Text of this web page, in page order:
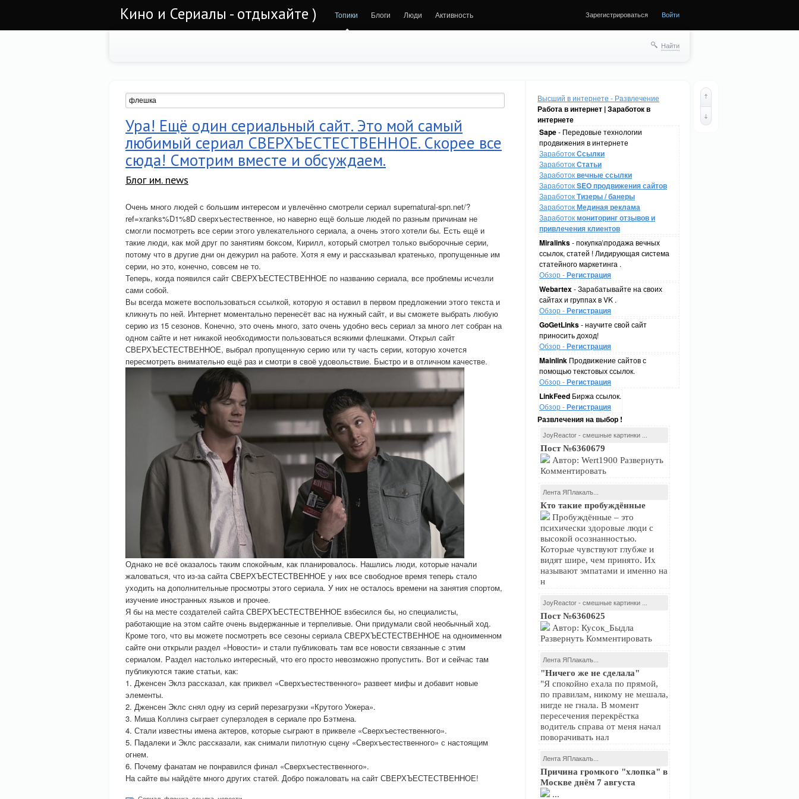
Кино и Сериалы - отдыхайте ) Топики Блоги Люди Активность Зарегистрироваться Войти
Найти
Высший в интернете - Развлечение
Работа в интернет | Заработок в
интернете
Sape- Передовые технологии
продвижения в интернете
ЗаработокСсылки
ЗаработокСтатьи
Заработоквечные ссылки
ЗаработокSEO продвижения сайтов
ЗаработокТизеры / банеры
ЗаработокМединая реклама
Заработокмониторинг отзывов и
привлечения клиентов
Miralinks- покупка\продажа вечных
ссылок, статей ! Лидирующая система
статейного маркетинга .
Обзор -Регистрация
Webartex- Зарабатывайте на своих
сайтах и группах в VK .
Обзор -Регистрация
GoGetLinks- научите свой сайт
приносить доход!
Обзор -Регистрация
Mainlink Продвижение сайтов с
помощью текстовых ссылок.
Обзор -Регистрация
LinkFeed Биржа ссылок.
Обзор -Регистрация
Развлечения на выбор !
JoyReactor - смешные картинки ...
Пост №6360679
Автор: Wert1900 Развернуть
Комментировать
Лента ЯПлакалъ...
Кто такие пробуждённые
Пробуждённые – это
психически здоровые люди с
высокой осознанностью.
Которые чувствуют глубже и
видят шире, чем принято. Их
называют эмпатами и именно на
н
JoyReactor - смешные картинки ...
Пост №6360625
Автор: Кусок_Быдла
Развернуть Комментировать
Лента ЯПлакалъ...
"Ничего же не сделала"
"Я спокойно ехала по прямой,
по правилам, никому не мешала,
нигде не гнала. В момент
пересечения перекрёстка
водитель справа от меня начал
поворачивать нал
Лента ЯПлакалъ...
Причина громкого "хлопка" в
Москве днём 7 августа
...
Ура! Ещё один сериальный сайт. Это мой самый
любимый сериал СВЕРХЪЕСТЕСТВЕННОЕ. Скорее все
сюда! Смотрим вместе и обсуждаем.
Блог им. news
Очень много людей с большим интересом и увлечённо смотрели сериал supernatural-spn.net/?
ref=xranks%D1%8D сверхъестественное, но наверно ещё больше людей по разным причинам не
смогли посмотреть все серии этого увлекательного сериала, а очень этого хотели бы. Есть ещё и
такие люди, как мой друг по занятиям боксом, Кирилл, который смотрел только выборочные серии,
потому что в другие дни он дежурил на работе. Хотя я ему и рассказывал кратенько, пропущенные им
серии, но это, конечно, совсем не то.
Теперь, когда появился сайт СВЕРХЪЕСТЕСТВЕННОЕ по названию сериала, все проблемы исчезли
сами собой.
Вы всегда можете воспользоваться ссылкой, которую я оставил в первом предложении этого текста и
кликнуть по ней. Интернет моментально перенесёт вас на нужный сайт, и вы сможете выбрать любую
серию из 15 сезонов. Конечно, это очень много, зато очень удобно весь сериал за много лет собран на
одном сайте и нет никакой необходимости пользоваться всякими флешками. Открыл сайт
СВЕРХЪЕСТЕСТВЕННОЕ, выбрал пропущенную серию или ту часть серии, которую хочется
пересмотреть внимательно ещё раз и смотри в своё удовольствие. Быстро и в отличном качестве.
Однако не всё оказалось таким спокойным, как планировалось. Нашлись люди, которые начали
жаловаться, что из-за сайта СВЕРХЪЕСТЕСТВЕННОЕ у них все свободное время теперь стало
уходить на дополнительные просмотры этого сериала. У них не осталось времени на занятия спортом,
изучение иностранных языков и прочее.
Я бы на месте создателей сайта СВЕРХЪЕСТЕСТВЕННОЕ взбесился бы, но специалисты,
работающие на этом сайте очень выдержанные и терпеливые. Они придумали свой необычный ход.
Кроме того, что вы можете посмотреть все сезоны сериала СВЕРХЪЕСТЕСТВЕННОЕ на одноименном
сайте они открыли раздел «Новости» и стали публиковать там все новости связанные с этим
сериалом. Раздел настолько интересный, что его просто невозможно пропустить. Вот и сейчас там
публикуются такие статьи, как:
1. Дженсен Эклз рассказал, как приквел «Сверхъестественного» развеет мифы и добавит новые
элементы.
2. Дженсен Эклс снял одну из серий перезагрузки «Крутого Уокера».
3. Миша Коллинз сыграет суперзлодея в сериале про Бэтмена.
4. Стали известны имена актеров, которые сыграют в приквеле «Сверхъестественного».
5. Падалеки и Эклс рассказали, как снимали пилотную сцену «Сверхъестественного» с настоящим
огнем.
6. Почему фанатам не понравился финал «Сверхъестественного».
На сайте вы найдёте много других статей. Добро пожаловать на сайт СВЕРХЪЕСТЕСТВЕННОЕ!